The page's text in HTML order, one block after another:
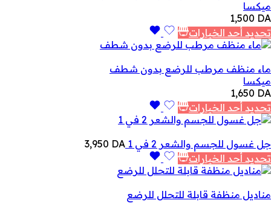
ميكسا
1,500 DA
تحديد أحد الخيارات
ماء منظف مرطب للرضع بدون شطف
ميكسا
1,650 DA
تحديد أحد الخيارات
جل غسول للجسم والشعر 2 في 1 3,950 DA
تحديد أحد الخيارات
مناديل منظفة قابلة للتحلل للرضع